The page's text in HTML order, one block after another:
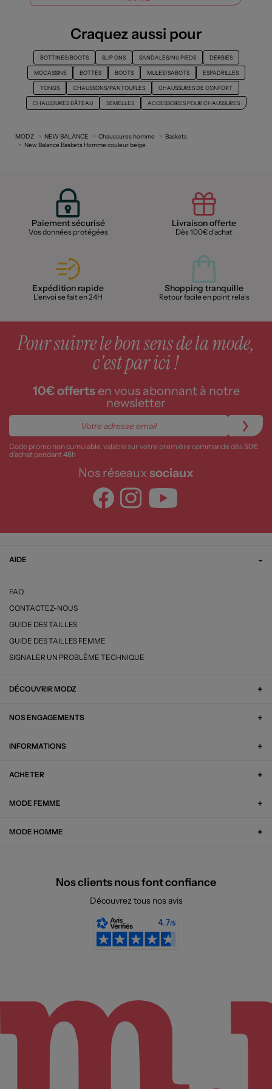
Craquez aussi pour
BOTTINES/BOOTS SLIP ONS SANDALES/NU PIEDS DERBIES
MOCASSINS BOTTES BOOTS MULES/SABOTS ESPADRILLES
TONGS CHAUSSONS/PANTOUFLES CHAUSSURES DE CONFORT
CHAUSSURES BÂTEAU SEMELLES ACCESSOIRES POUR CHAUSSURES
MODZ NEW BALANCE Chaussures homme
Baskets
New Balance Baskets Homme couleur beige
Paiement sécurisé
Vos données protégées
Livraison offerte
Dès 100€ d'achat
Expédition rapide
L'envoi se fait en 24H
Shopping tranquille
Retour facile en point relais
Pour suivre le bon sens de la mode,
c'est par ici !
10€ offertsen vous abonnant à notre
newsletter
Code promo non cumulable, valable sur votre première commande dès 50€
d’achat pendant 48h
Nos réseaux sociaux
AIDE
FAQ
CONTACTEZ-NOUS
GUIDE DES TAILLES
GUIDE DES TAILLES FEMME
SIGNALER UN PROBLÈME TECHNIQUE
DÉCOUVRIR MODZ
NOS ENGAGEMENTS
INFORMATIONS
ACHETER
MODE FEMME
MODE HOMME
Nos clients nous font confiance
Découvrez tous nos avis